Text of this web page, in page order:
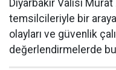
Diyarbakır Valisi
temsilcileriyle bir
olayları ve güvenlik
değerlendirmelerde